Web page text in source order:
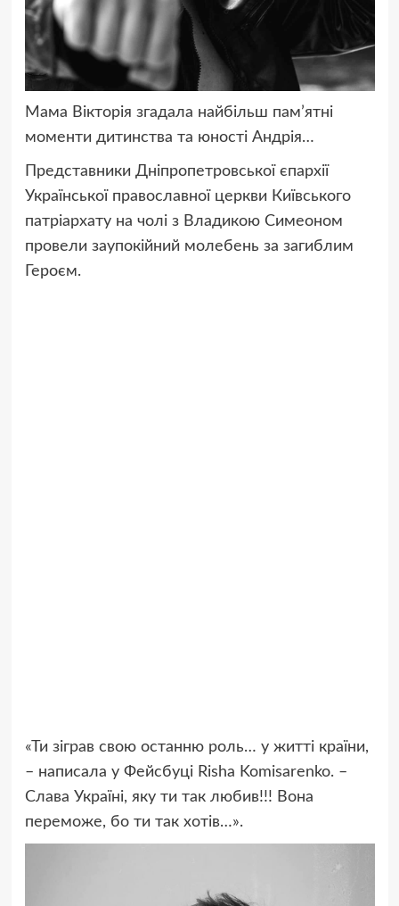
Мама Вікторія згадала найбільш пам’ятні
моменти дитинства та юності Андрія…
Представники Дніпропетровської єпархії
Української православної церкви Київського
патріархату на чолі з Владикою Симеоном
провели заупокійний молебень за загиблим
Героєм.
«Ти зіграв свою останню роль… у житті країни,
– написала у Фейсбуці Risha Komisarenko. –
Слава Україні, яку ти так любив!!! Вона
переможе, бо ти так хотів…».